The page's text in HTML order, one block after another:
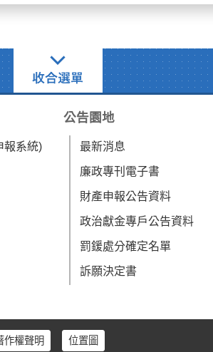
報系統)
公告園地
最新消息
廉政專刊電子書
財產申報公告資料
政治獻金專戶公告資料
罰鍰處分確定名單
訴願決定書
作權聲明 位置圖